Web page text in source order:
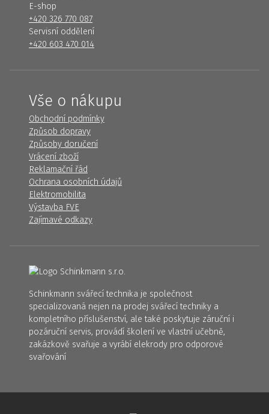
E-shop
+420 326 770 087
Servisní oddělení
+420 603 470 014
Vše o nákupu
Obchodní podmínky
Způsob dopravy
Způsoby doručení
Vrácení zboží
Reklamační řád
Ochrana osobních údajů
Elektromobilita
Výstavba FVE
Zajímavé odkazy
Schinkmann svářecí technika je společnost
specializovaná nejen na prodej svářecí techniky a
kompletního příslušenství, ale také poskytuje záruční i
pozáruční servis, provádí školení ve vlastní učebně,
zakázkově svařuje a vyrábí elekrody pro odporové
svařování